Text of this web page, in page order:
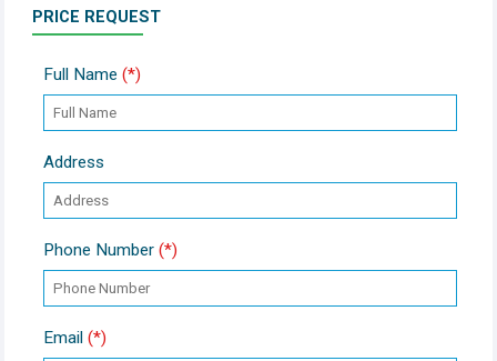
PRICE REQUEST
Full Name (*)
Address
Phone Number (*)
Email (*)